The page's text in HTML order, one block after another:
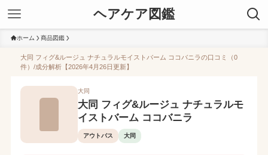
ヘアケア図鑑
ホーム 商品図鑑
大同 フィグ&ルージュ ナチュラルモイストバーム ココバニラの口コミ（0
件）/成分解析【2026年4月26日更新】
大同
大同 フィグ&ルージュ ナチュラルモ
イストバーム ココバニラ
アウトバス 大同